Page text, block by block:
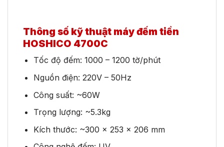
Thông số kỹ thuật máy đếm tiền
HOSHICO 4700C
Tốc độ đếm: 1000 – 1200 tờ/phút
Nguồn điện: 220V – 50Hz
Công suất: ~60W
Trọng lượng: ~5.3kg
Kích thước: ~300 x 253 x 206 mm